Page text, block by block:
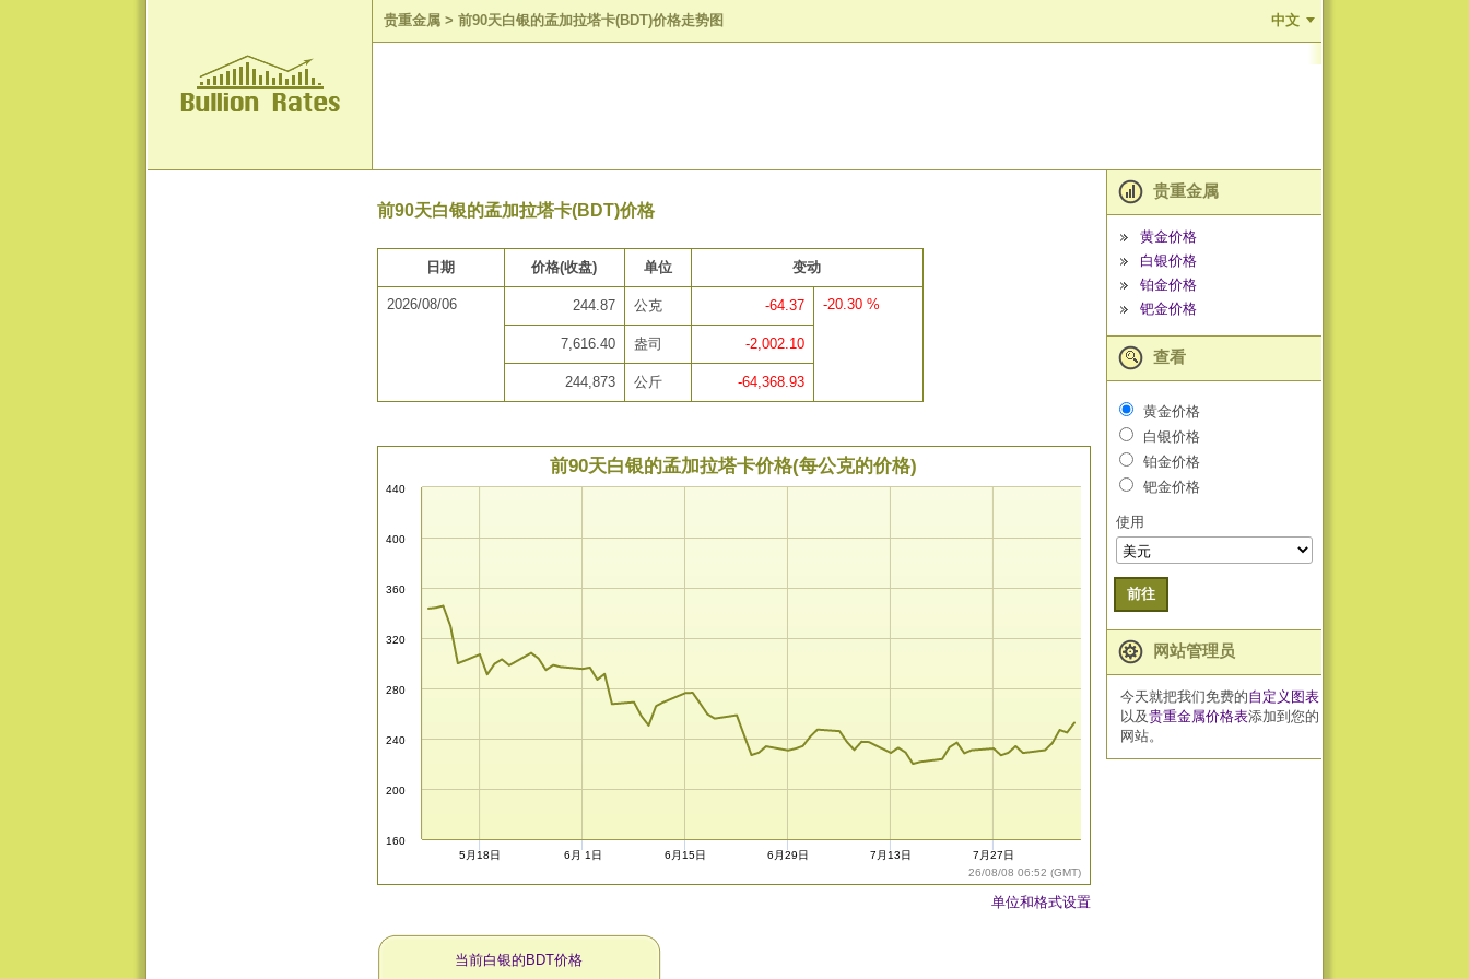
贵重金属 > 前90天白银的孟加拉塔卡(BDT)价格走势图 中文
前90天白银的孟加拉塔卡(BDT)价格
日期 价格(收盘) 单位 变动
2026/08/06 244.87 公克 -64.37 -20.30 %
7,616.40 盎司 -2,002.10
244,873 公斤 -64,368.93
26/08/08 06:52 (GMT)
前90天白银的孟加拉塔卡价格(每公克的价格)
160
200
240
280
320
360
400
440
5月18日 6月 1日 6月15日 6月29日 7月13日 7月27日
单位和格式设置
当前白银的BDT价格
贵重金属
黄金价格
白银价格
铂金价格
钯金价格
查看
黄金价格
白银价格
铂金价格
钯金价格
使用
前往
网站管理员
今天就把我们免费的自定义图表
以及贵重金属价格表添加到您的
网站。